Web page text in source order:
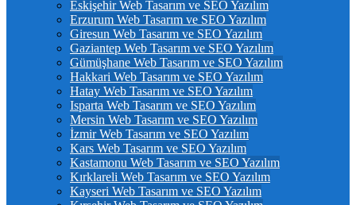
Eskişehir Web Tasarım ve SEO Yazılım
Erzurum Web Tasarım ve SEO Yazılım
Giresun Web Tasarım ve SEO Yazılım
Gaziantep Web Tasarım ve SEO Yazılım
Gümüşhane Web Tasarım ve SEO Yazılım
Hakkari Web Tasarım ve SEO Yazılım
Hatay Web Tasarım ve SEO Yazılım
Isparta Web Tasarım ve SEO Yazılım
Mersin Web Tasarım ve SEO Yazılım
İzmir Web Tasarım ve SEO Yazılım
Kars Web Tasarım ve SEO Yazılım
Kastamonu Web Tasarım ve SEO Yazılım
Kırklareli Web Tasarım ve SEO Yazılım
Kayseri Web Tasarım ve SEO Yazılım